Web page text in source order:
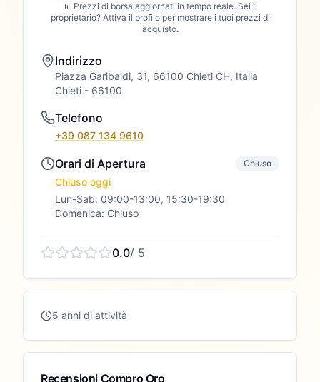
📊 Prezzi di borsa aggiornati in tempo reale. Sei il
proprietario? Attiva il profilo per mostrare i tuoi prezzi di
acquisto.
Indirizzo
Piazza Garibaldi, 31, 66100 Chieti CH, Italia
Chieti - 66100
Telefono
+39 087 134 9610
Orari di Apertura Chiuso
Chiuso oggi
Lun-Sab: 09:00-13:00, 15:30-19:30
Domenica: Chiuso
0.0/ 5
5 anni di attività
Recensioni Compro Oro